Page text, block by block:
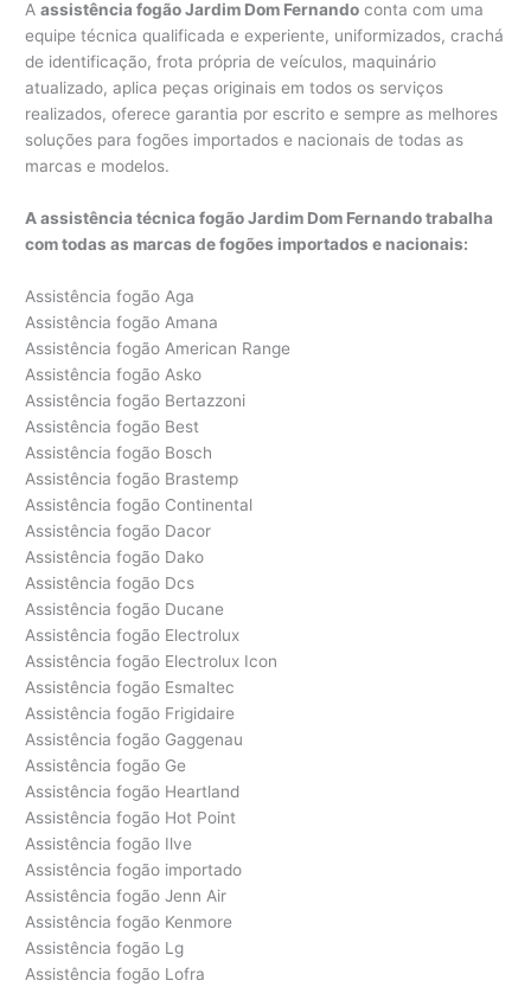
Aassistência fogão Jardim Dom Fernando conta com uma
equipe técnica qualificada e experiente, uniformizados, crachá
de identificação, frota própria de veículos, maquinário
atualizado, aplica peças originais em todos os serviços
realizados, oferece garantia por escrito e sempre as melhores
soluções para fogões importados e nacionais de todas as
marcas e modelos.
A assistência técnica fogão Jardim Dom Fernando trabalha
com todas as marcas de fogões importados e nacionais:
Assistência fogão Aga
Assistência fogão Amana
Assistência fogão American Range
Assistência fogão Asko
Assistência fogão Bertazzoni
Assistência fogão Best
Assistência fogão Bosch
Assistência fogão Brastemp
Assistência fogão Continental
Assistência fogão Dacor
Assistência fogão Dako
Assistência fogão Dcs
Assistência fogão Ducane
Assistência fogão Electrolux
Assistência fogão Electrolux Icon
Assistência fogão Esmaltec
Assistência fogão Frigidaire
Assistência fogão Gaggenau
Assistência fogão Ge
Assistência fogão Heartland
Assistência fogão Hot Point
Assistência fogão Ilve
Assistência fogão importado
Assistência fogão Jenn Air
Assistência fogão Kenmore
Assistência fogão Lg
Assistência fogão Lofra